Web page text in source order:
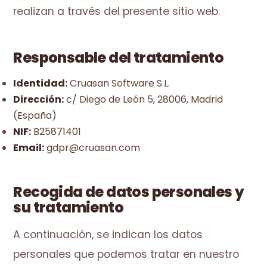
realizan a través del presente sitio web.
Responsable del tratamiento
Identidad:Cruasan Software S.L.
Dirección:c/ Diego de León 5, 28006, Madrid
(España)
NIF: B25871401
Email:gdpr@cruasan.com
Recogida de datos personales y
su tratamiento
A continuación, se indican los datos
personales que podemos tratar en nuestro